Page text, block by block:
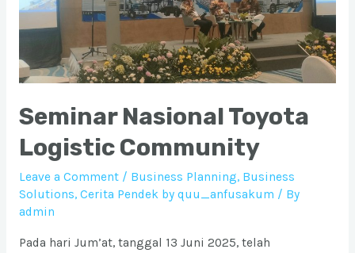
Seminar Nasional Toyota
Logistic Community
Leave a Comment / Business Planning, Business
Solutions, Cerita Pendek by quu_anfusakum / By
admin
Pada hari Jum’at, tanggal 13 Juni 2025, telah